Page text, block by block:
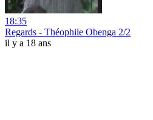
18:35
Regards - Théophile Obenga 2/2
il y a 18 ans